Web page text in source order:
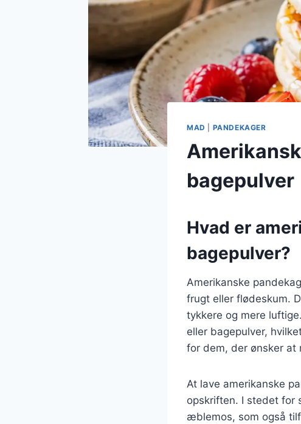
MAD PANDEKAGER
bagepulver
Hvad er
bagepulver?
Amerikanske
frugt eller flødeskum.
tykkere og mere
eller bagepulver,
for dem, der ønsker
At lave amerikanske
opskriften. I stedet for
æblemos, som også